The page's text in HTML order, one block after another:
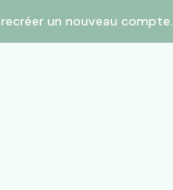
un nouveau compte.